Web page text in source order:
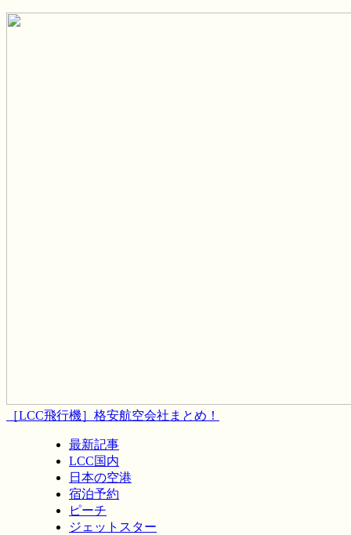
［LCC飛行機］格安航空会社まとめ！
最新記事
LCC国内
日本の空港
宿泊予約
ピーチ
ジェットスター